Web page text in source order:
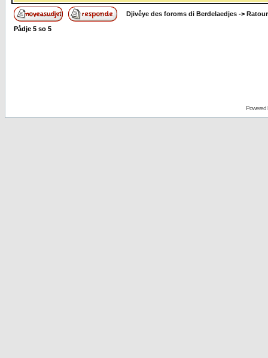
Djivêye des foroms di Berdelaedjes ->
Pådje 5 so 5
Powered